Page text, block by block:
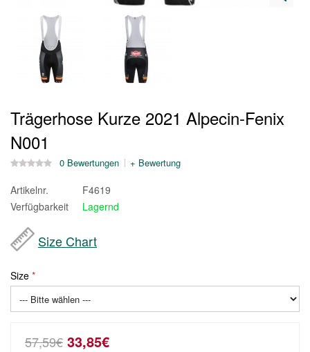
Trägerhose Kurze 2021 Alpecin-Fenix
N001
0 Bewertungen + Bewertung
Artikelnr.
F4619
Verfügbarkeit
Lagernd
Size Chart
Size
57,59€ 33,85€